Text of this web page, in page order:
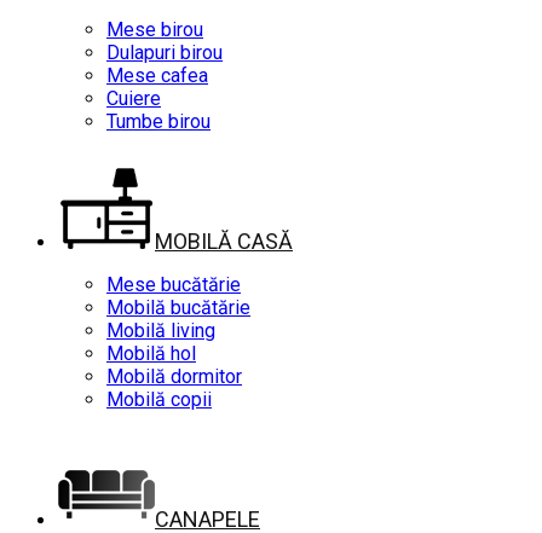
Mese birou
Dulapuri birou
Mese cafea
Cuiere
Tumbe birou
MOBILĂ CASĂ
Mese bucătărie
Mobilă bucătărie
Mobilă living
Mobilă hol
Mobilă dormitor
Mobilă copii
CANAPELE